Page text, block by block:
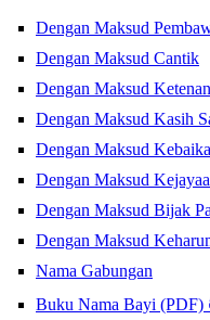
Dengan Maksud
Dengan Maksud Cantik
Dengan Maksud
Dengan Maksud Kasih
Dengan Maksud
Dengan Maksud
Dengan Maksud Bijak
Dengan Maksud
Nama Gabungan
Buku Nama Bayi (PDF)